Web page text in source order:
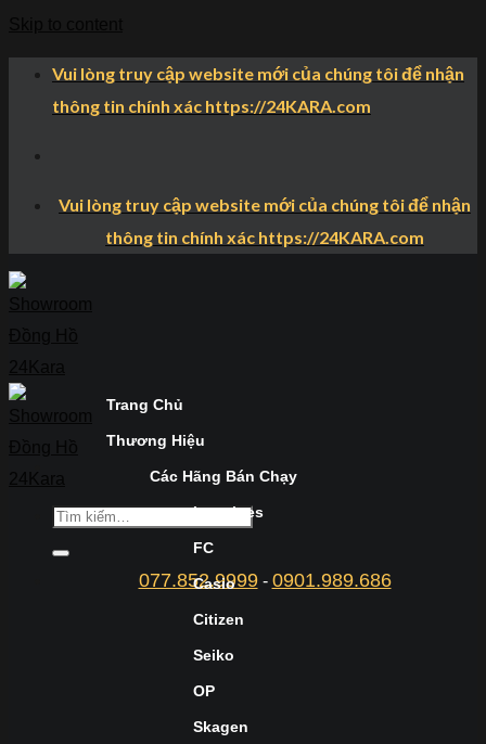
Vui lòng truy cập website mới của chúng tôi để nhận
thông tin chính xác https://24KARA.com
Vui lòng truy cập website mới của chúng tôi để nhận
thông tin chính xác https://24KARA.com
077.852.9999- 0901.989.686
Trang Chủ
Thương Hiệu
Các Hãng Bán Chạy
Longines
FC
Casio
Citizen
Seiko
OP
Skagen